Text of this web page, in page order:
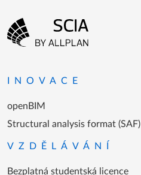
Menu patičky
INOVACE
openBIM
Structural analysis format (SAF)
VZDĚLÁVÁNÍ
Bezplatná studentská licence